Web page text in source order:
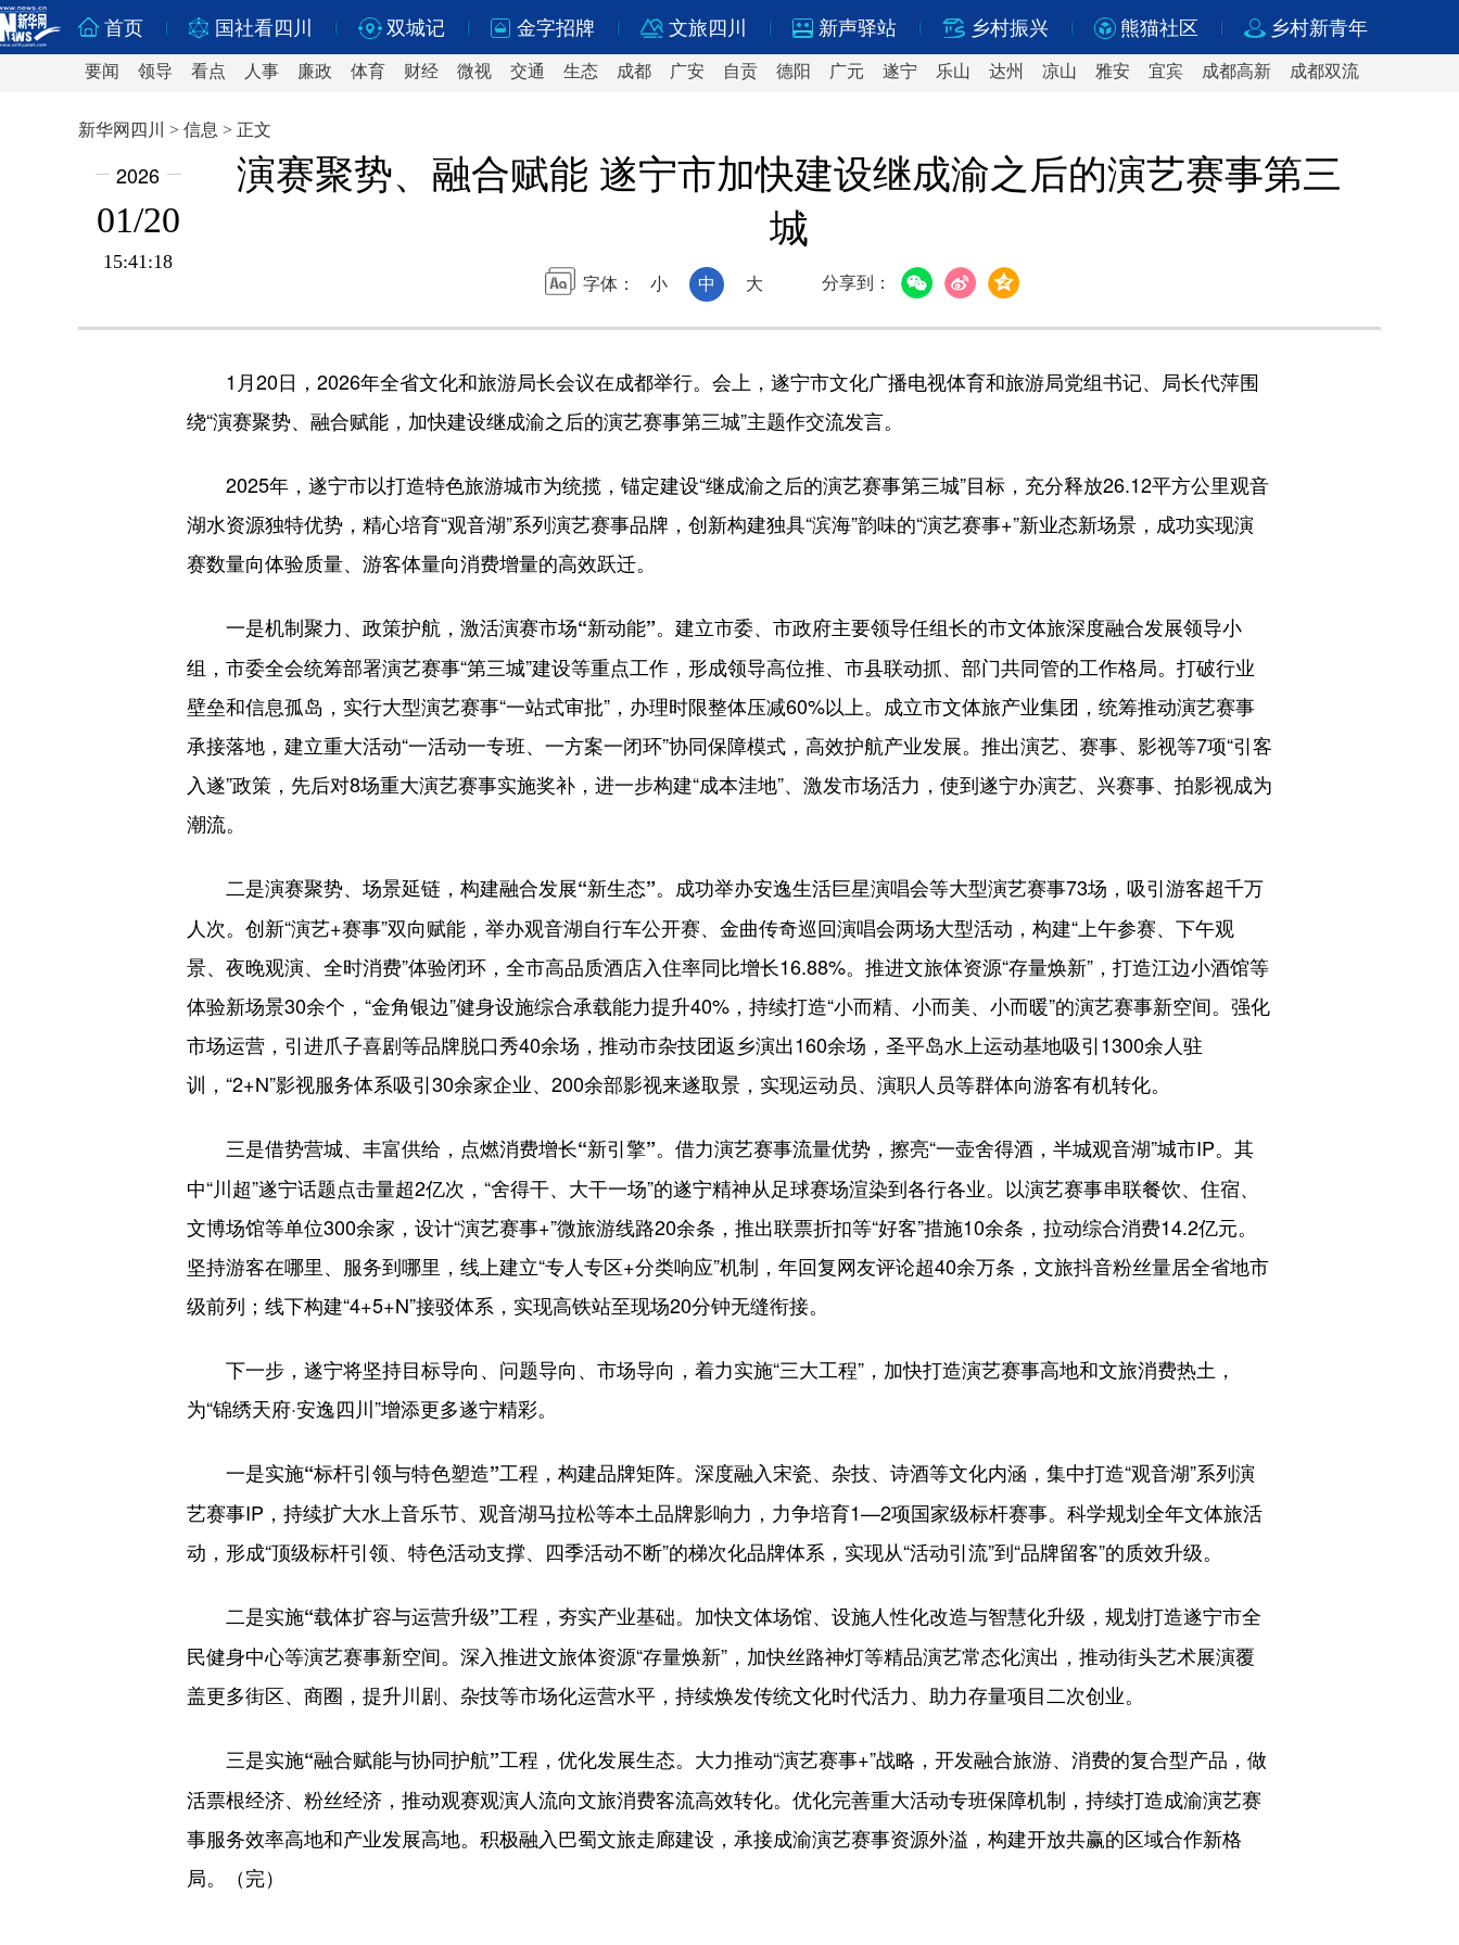
首页 国社看四川 双城记 金字招牌 文旅四川 新声驿站 乡村振兴 熊猫社区 乡村新青年
要闻 领导 看点 人事 廉政 体育 财经 微视 交通 生态 成都 广安 自贡 德阳 广元 遂宁 乐山 达州 凉山 雅安 宜宾 成都高新 成都双流
新华网四川 > 信息 > 正文
2026
01/20
15:41:18
演赛聚势、融合赋能 遂宁市加快建设继成渝之后的演艺赛事第三
城
字体： 小 中 大 分享到：
1月20日，2026年全省文化和旅游局长会议在成都举行。会上，遂宁市文化广播电视体育和旅游局党组书记、局长代萍围
绕“演赛聚势、融合赋能，加快建设继成渝之后的演艺赛事第三城”主题作交流发言。
2025年，遂宁市以打造特色旅游城市为统揽，锚定建设“继成渝之后的演艺赛事第三城”目标，充分释放26.12平方公里观音
湖水资源独特优势，精心培育“观音湖”系列演艺赛事品牌，创新构建独具“滨海”韵味的“演艺赛事+”新业态新场景，成功实现演
赛数量向体验质量、游客体量向消费增量的高效跃迁。
一是机制聚力、政策护航，激活演赛市场“新动能”。 建立市委、市政府主要领导任组长的市文体旅深度融合发展领导小
组，市委全会统筹部署演艺赛事“第三城”建设等重点工作，形成领导高位推、市县联动抓、部门共同管的工作格局。打破行业
壁垒和信息孤岛，实行大型演艺赛事“一站式审批”，办理时限整体压减60%以上。成立市文体旅产业集团，统筹推动演艺赛事
承接落地，建立重大活动“一活动一专班、一方案一闭环”协同保障模式，高效护航产业发展。推出演艺、赛事、影视等7项“引客
入遂”政策，先后对8场重大演艺赛事实施奖补，进一步构建“成本洼地”、激发市场活力，使到遂宁办演艺、兴赛事、拍影视成为
潮流。
二是演赛聚势、场景延链，构建融合发展“新生态”。 成功举办安逸生活巨星演唱会等大型演艺赛事73场，吸引游客超千万
人次。创新“演艺+赛事”双向赋能，举办观音湖自行车公开赛、金曲传奇巡回演唱会两场大型活动，构建“上午参赛、下午观
景、夜晚观演、全时消费”体验闭环，全市高品质酒店入住率同比增长16.88%。推进文旅体资源“存量焕新”，打造江边小酒馆等
体验新场景30余个，“金角银边”健身设施综合承载能力提升40%，持续打造“小而精、小而美、小而暖”的演艺赛事新空间。强化
市场运营，引进爪子喜剧等品牌脱口秀40余场，推动市杂技团返乡演出160余场，圣平岛水上运动基地吸引1300余人驻
训，“2+N”影视服务体系吸引30余家企业、200余部影视来遂取景，实现运动员、演职人员等群体向游客有机转化。
三是借势营城、丰富供给，点燃消费增长“新引擎”。 借力演艺赛事流量优势，擦亮“一壶舍得酒，半城观音湖”城市IP。其
中“川超”遂宁话题点击量超2亿次，“舍得干、大干一场”的遂宁精神从足球赛场渲染到各行各业。以演艺赛事串联餐饮、住宿、
文博场馆等单位300余家，设计“演艺赛事+”微旅游线路20余条，推出联票折扣等“好客”措施10余条，拉动综合消费14.2亿元。
坚持游客在哪里、服务到哪里，线上建立“专人专区+分类响应”机制，年回复网友评论超40余万条，文旅抖音粉丝量居全省地市
级前列；线下构建“4+5+N”接驳体系，实现高铁站至现场20分钟无缝衔接。
下一步，遂宁将坚持目标导向、问题导向、市场导向，着力实施“三大工程”，加快打造演艺赛事高地和文旅消费热土，
为“锦绣天府·安逸四川”增添更多遂宁精彩。
一是实施“标杆引领与特色塑造”工程，构建品牌矩阵。 深度融入宋瓷、杂技、诗酒等文化内涵，集中打造“观音湖”系列演
艺赛事IP，持续扩大水上音乐节、观音湖马拉松等本土品牌影响力，力争培育1—2项国家级标杆赛事。科学规划全年文体旅活
动，形成“顶级标杆引领、特色活动支撑、四季活动不断”的梯次化品牌体系，实现从“活动引流”到“品牌留客”的质效升级。
二是实施“载体扩容与运营升级”工程，夯实产业基础。 加快文体场馆、设施人性化改造与智慧化升级，规划打造遂宁市全
民健身中心等演艺赛事新空间。深入推进文旅体资源“存量焕新”，加快丝路神灯等精品演艺常态化演出，推动街头艺术展演覆
盖更多街区、商圈，提升川剧、杂技等市场化运营水平，持续焕发传统文化时代活力、助力存量项目二次创业。
三是实施“融合赋能与协同护航”工程，优化发展生态。 大力推动“演艺赛事+”战略，开发融合旅游、消费的复合型产品，做
活票根经济、粉丝经济，推动观赛观演人流向文旅消费客流高效转化。优化完善重大活动专班保障机制，持续打造成渝演艺赛
事服务效率高地和产业发展高地。积极融入巴蜀文旅走廊建设，承接成渝演艺赛事资源外溢，构建开放共赢的区域合作新格
局。（完）